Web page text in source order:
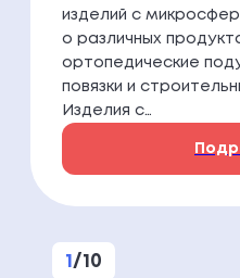
изделий с
о различных
ортопедические
повязки и
Изделия с…
1 / 10